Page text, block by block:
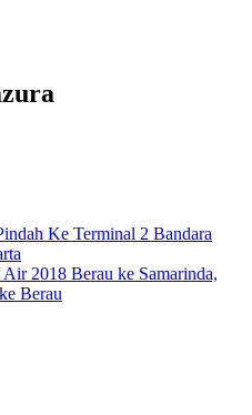
Ke Terminal 2 Bandara
2018 Berau ke Samarinda,
Berau